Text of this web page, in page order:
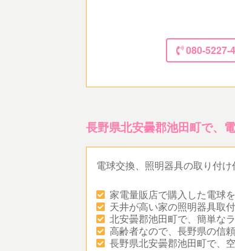
080-5227-
長野県北安曇郡池田町で、
電球交換、照明器具の取り付
家電量販店で購入した電球
天井が高い家の照明器具取
北安曇郡池田町で、簡単な
高齢者なので、長野県の信
長野県北安曇郡池田町で、